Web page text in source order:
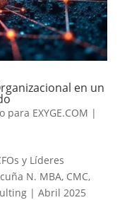
en un
EXYGE.COM |
y Líderes
N. MBA, CMC,
| Abril 2025